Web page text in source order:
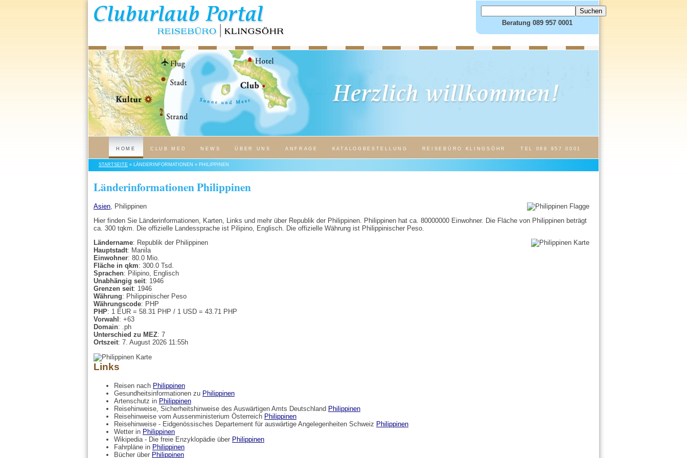
Beratung 089 957 0001
HOME CLUB MED NEWS ÜBER UNS ANFRAGE KATALOGBESTELLUNG REISEBÜRO KLINGSÖHR TEL 089 957 0001
STARTSEITE » LÄNDERINFORMATIONEN » PHILIPPINEN
Länderinformationen Philippinen
Asien , Philippinen
Hier finden Sie Länderinformationen, Karten, Links und mehr über Republik der Philippinen. Philippinen hat ca. 80000000 Einwohner. Die Fläche von Philippinen beträgt
ca. 300 tqkm. Die offizielle Landessprache ist Pilipino, Englisch. Die offizielle Währung ist Philippinischer Peso.
Ländername: Republik der Philippinen
Hauptstadt: Manila
Einwohner: 80.0 Mio.
Fläche in qkm: 300.0 Tsd.
Sprachen: Pilipino, Englisch
Unabhängig seit: 1946
Grenzen seit: 1946
Währung: Philippinischer Peso
Währungscode: PHP
PHP: 1 EUR = 58.31 PHP / 1 USD = 43.71 PHP
Vorwahl : +63
Domain: .ph
Unterschied zu MEZ: 7
Ortszeit: 7. August 2026 11:55h
Links
Reisen nach Philippinen
Gesundheitsinformationen zu Philippinen
Artenschutz in Philippinen
Reisehinweise, Sicherheitshinweise des Auswärtigen Amts Deutschland Philippinen
Reisehinweise vom Aussenministerium Österreich Philippinen
Reisehinweise - Eidgenössisches Departement für auswärtige Angelegenheiten Schweiz Philippinen
Wetter in Philippinen
Wikipedia - Die freie Enzyklopädie über Philippinen
Fahrpläne in Philippinen
Bücher über Philippinen